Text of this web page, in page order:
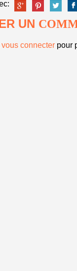
UN
vous connecter pour